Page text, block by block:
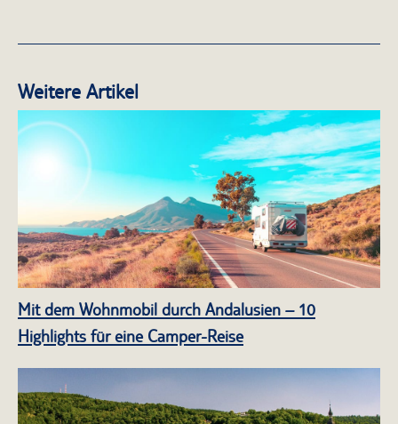
Weitere Artikel
Mit dem Wohnmobil durch Andalusien – 10
Highlights für eine Camper-Reise